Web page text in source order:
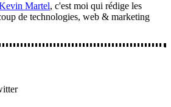
Martel, c'est moi qui rédige les
de technologies, web & marketing